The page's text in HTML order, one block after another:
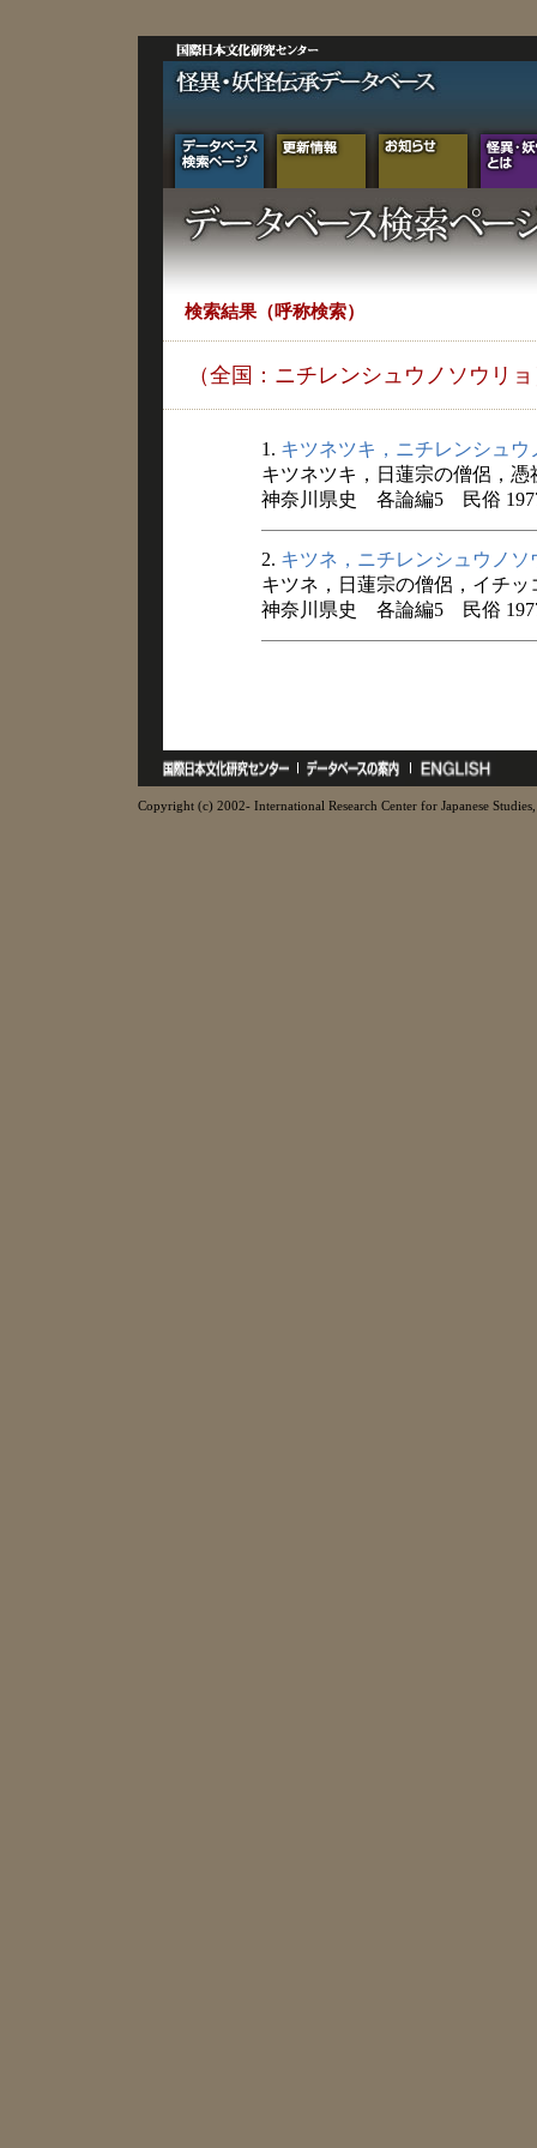
検索結果（呼称検索）
（全国：ニチレンシュウノソウリ
1. キツネツキ，ニチレンシュ
キツネツキ，日蓮宗の僧侶，憑
神奈川県史 各論編5 民俗
2. キツネ，ニチレンシュウノソ
キツネ，日蓮宗の僧侶，イチッ
神奈川県史 各論編5 民俗
Copyright (c) 2002- International Research Center for Japanese